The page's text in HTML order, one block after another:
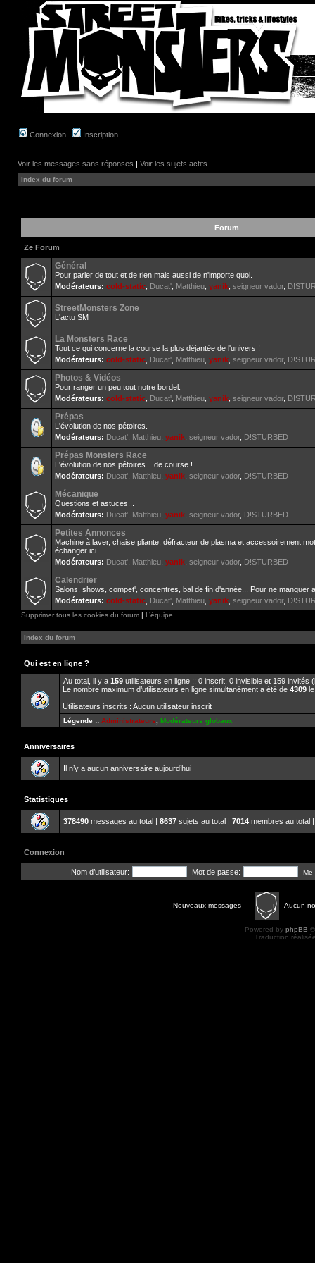
Connexion Inscription
Voir les messages sans réponses | Voir les sujets actifs
Index du forum
Forum
Ze Forum
Général
Pour parler de tout et de rien mais aussi de n'importe quoi.
Modérateurs: cold-static Ducat' Matthieu yanik seigneur vador,
StreetMonsters Zone
L'actu SM
La Monsters Race
Tout ce qui concerne la course la plus déjantée de l'univers !
Modérateurs: cold-static Ducat' Matthieu yanik seigneur vador,
Photos & Vidéos
Pour ranger un peu tout notre bordel.
Modérateurs: cold-static Ducat' Matthieu yanik seigneur vador,
Prépas
L'évolution de nos pétoires.
Modérateurs: Ducat' Matthieu yanik seigneur vador, D!STURBED
Prépas Monsters Race
L'évolution de nos pétoires... de course !
Modérateurs: Ducat' Matthieu yanik seigneur vador, D!STURBED
Mécanique
Questions et astuces...
Modérateurs: Ducat' Matthieu yanik seigneur vador, D!STURBED
Petites Annonces
Machine à laver, chaise pliante, défracteur de plasma et accessoirement
échanger ici.
Modérateurs: Ducat' Matthieu yanik seigneur vador, D!STURBED
Calendrier
Salons, shows, compet', concentres, bal de fin d'année... Pour ne manquer
Modérateurs: cold-static Ducat' Matthieu yanik seigneur vador,
Supprimer tous les cookies du forum | L’équipe
Index du forum
Qui est en ligne ?
Au total, il y a 159 utilisateurs en ligne :: 0 inscrit, 0 invisible et 159
Le nombre maximum d’utilisateurs en ligne simultanément a été de 4309
Utilisateurs inscrits : Aucun utilisateur inscrit
Légende :: Administrateurs Modérateurs globaux
Anniversaires
Il n’y a aucun anniversaire aujourd’hui
Statistiques
378490 messages au total | 8637 sujets au total | 7014 membres au total
Connexion
Nom d’utilisateur: Mot de passe: Me
Nouveaux messages Aucun
Powered by phpBB
Traduction